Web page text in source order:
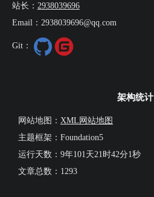
站长： 2938039696
Email：2938039696@qq.com
Git：
架构统计
网站地图： XML网站地图
主题框架：Foundation5
运行天数： 9年101天21时42分1秒
文章总数：1293